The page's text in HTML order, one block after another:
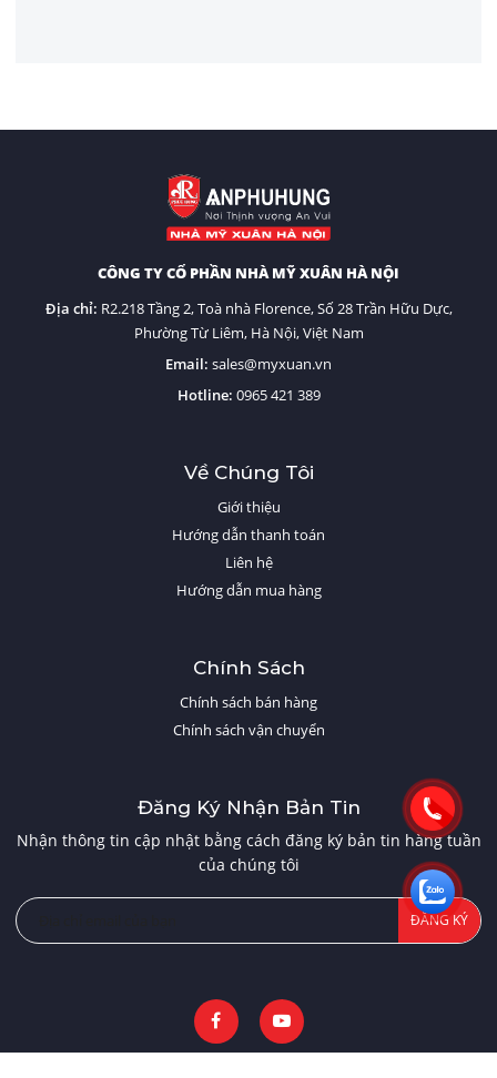
CÔNG TY CỔ PHẦN NHÀ MỸ XUÂN HÀ NỘI
Địa chỉ: R2.218 Tầng 2, Toà nhà Florence, Số 28 Trần Hữu Dực,
Phường Từ Liêm, Hà Nội, Việt Nam
Email: sales@myxuan.vn
Hotline: 0965 421 389
Về Chúng Tôi
Giới thiệu
Hướng dẫn thanh toán
Liên hệ
Hướng dẫn mua hàng
Chính Sách
Chính sách bán hàng
Chính sách vận chuyển
Đăng Ký Nhận Bản Tin
Nhận thông tin cập nhật bằng cách đăng ký bản tin hàng tuần
của chúng tôi
ĐĂNG KÝ